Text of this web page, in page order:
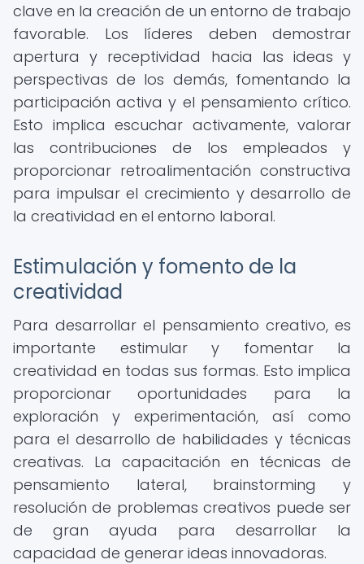
clave en la creación de un entorno de trabajo
favorable. Los líderes deben demostrar
apertura y receptividad hacia las ideas y
perspectivas de los demás, fomentando la
participación activa y el pensamiento crítico.
Esto implica escuchar activamente, valorar
las contribuciones de los empleados y
proporcionar retroalimentación constructiva
para impulsar el crecimiento y desarrollo de
la creatividad en el entorno laboral.
Estimulación y fomento de la
creatividad
Para desarrollar el pensamiento creativo, es
importante estimular y fomentar la
creatividad en todas sus formas. Esto implica
proporcionar oportunidades para la
exploración y experimentación, así como
para el desarrollo de habilidades y técnicas
creativas. La capacitación en técnicas de
pensamiento lateral, brainstorming y
resolución de problemas creativos puede ser
de gran ayuda para desarrollar la
capacidad de generar ideas innovadoras.